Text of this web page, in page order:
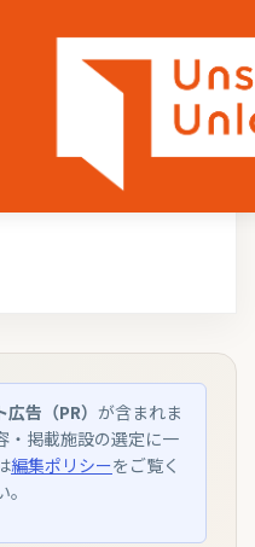
告（PR） が含まれま
・掲載施設の選定に一
編集ポリシーをご覧く